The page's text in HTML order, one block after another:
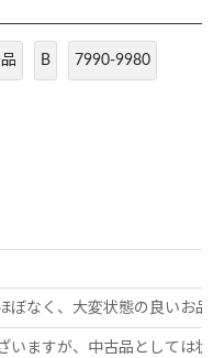
B 7990-9980
ぼなく、大変状態の良いお
いますが、中古品としては